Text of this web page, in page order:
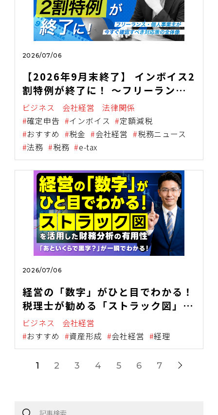
2026/07/06
【2026年9月末終了】 インボイス2
割特例が終了に！ ～フリーラン
ス・個人事業主が今すぐ確認すべき
対応策の全体像～
ビジネス 会社経営
法律関係
確定申告
インボイス
定額減税
おすすめ
税金 会社経営
税務ニュース
法務
税務 e-tax
2026/07/06
経営の「数字」がひと目でわかる！
税理士が勧める「ストラック図」を
活用した財務分析の有用性
ビジネス
会社経営
おすすめ
資産形成 会社経営 経理
1 2 3 4 5 6 7